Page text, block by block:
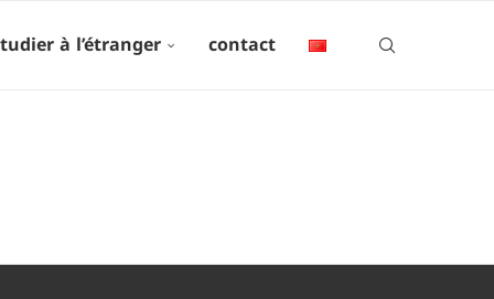
à l’étranger contact